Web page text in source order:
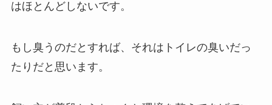
はほとんどしないです。
もし臭うのだとすれば、それはトイレの臭いだっ
たりだと思います。